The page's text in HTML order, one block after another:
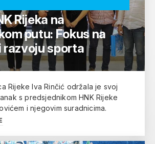
Rijeka na
putu: Fokus na
razvoju sporta
Rijeke Iva Rinčić održala je svoj
s predsjednikom HNK Rijeke
i njegovim suradnicima.